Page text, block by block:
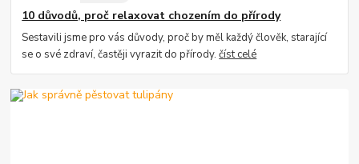
10 důvodů, proč relaxovat chozením do přírody
Sestavili jsme pro vás důvody, proč by měl každý člověk, starající
se o své zdraví, častěji vyrazit do přírody.číst celé
Powered by chaterimo